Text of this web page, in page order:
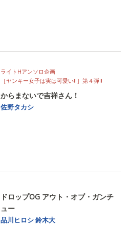
ライトHアンソロ企画
［ヤンキー女子は実は可愛い!!］第４弾!!
からまないで吉祥さん！
佐野タカシ
ドロップOG アウト・オブ・ガンチ
ュー
品川ヒロシ鈴木大